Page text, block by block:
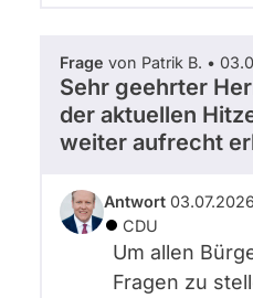
Frage von Patrik B. •
Sehr geehrter
der aktuellen
weiter aufrecht
Antwort
CDU
Um allen
Fragen zu